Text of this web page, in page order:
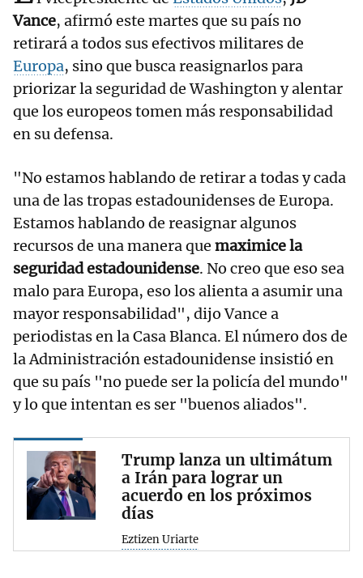
Vance, afirmó este martes que su país no
retirará a todos sus efectivos militares de
Europa, sino que busca reasignarlos para
priorizar la seguridad de Washington y alentar
que los europeos tomen más responsabilidad
en su defensa.
"No estamos hablando de retirar a todas y cada
una de las tropas estadounidenses de Europa.
Estamos hablando de reasignar algunos
recursos de una manera que maximice la
seguridad estadounidense. No creo que eso sea
malo para Europa, eso los alienta a asumir una
mayor responsabilidad", dijo Vance a
periodistas en la Casa Blanca. El número dos de
la Administración estadounidense insistió en
que su país "no puede ser la policía del mundo"
y lo que intentan es ser "buenos aliados".
Trump lanza un ultimátum
a Irán para lograr un
acuerdo en los próximos
días
Eztizen Uriarte